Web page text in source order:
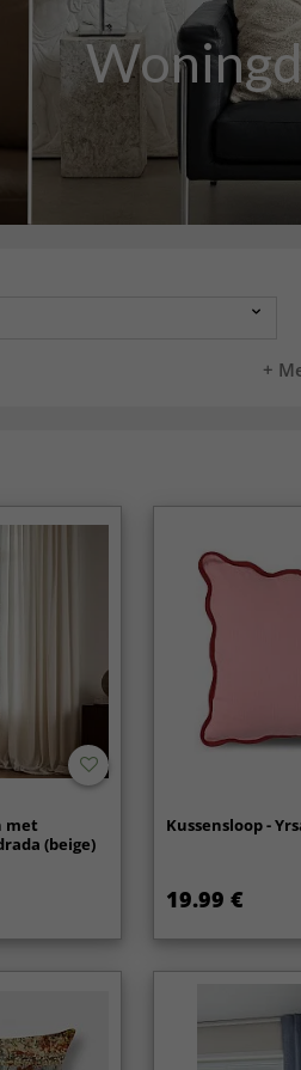
+
met
(beige)
Kussensloop -
19.99 €